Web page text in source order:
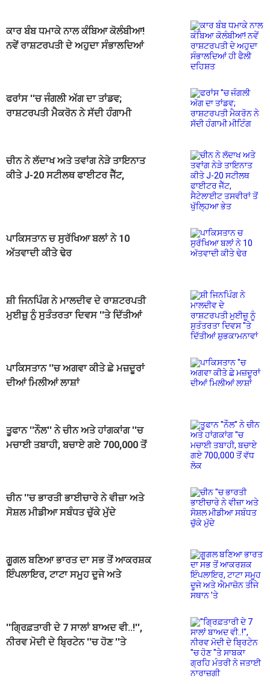
ਕਾਰ ਬੰਬ ਧਮਾਕੇ ਨਾਲ ਕੰਬਿਆ ਕੋਲੰਬੀਆ!
ਨਵੇਂ ਰਾਸ਼ਟਰਪਤੀ ਦੇ ਅਹੁਦਾ ਸੰਭਾਲਦਿਆਂ
ਫਰਾਂਸ ''ਚ ਜੰਗਲੀ ਅੱਗ ਦਾ ਤਾਂਡਵ;
ਰਾਸ਼ਟਰਪਤੀ ਮੈਕਰੋਨ ਨੇ ਸੱਦੀ ਹੰਗਾਮੀ
ਚੀਨ ਨੇ ਲੱਦਾਖ ਅਤੇ ਤਵਾਂਗ ਨੇੜੇ ਤਾਇਨਾਤ
ਕੀਤੇ J-20 ਸਟੀਲਥ ਫਾਈਟਰ ਜੈੱਟ,
ਪਾਕਿਸਤਾਨ ਚ ਸੁਰੱਖਿਆ ਬਲਾਂ ਨੇ 10
ਅੱਤਵਾਦੀ ਕੀਤੇ ਢੇਰ
ਸ਼ੀ ਜਿਨਪਿੰਗ ਨੇ ਮਾਲਦੀਵ ਦੇ ਰਾਸ਼ਟਰਪਤੀ
ਮੁਈਜ਼ੂ ਨੂੰ ਸੁਤੰਤਰਤਾ ਦਿਵਸ ''ਤੇ ਦਿੱਤੀਆਂ
ਪਾਕਿਸਤਾਨ ''ਚ ਅਗਵਾ ਕੀਤੇ ਛੇ ਮਜ਼ਦੂਰਾਂ
ਦੀਆਂ ਮਿਲੀਆਂ ਲਾਸ਼ਾਂ
ਤੂਫਾਨ ''ਨੌਲ'' ਨੇ ਚੀਨ ਅਤੇ ਹਾਂਗਕਾਂਗ ''ਚ
ਮਚਾਈ ਤਬਾਹੀ, ਬਚਾਏ ਗਏ 700,000 ਤੋਂ
ਚੀਨ ''ਚ ਭਾਰਤੀ ਭਾਈਚਾਰੇ ਨੇ ਵੀਜ਼ਾ ਅਤੇ
ਸੋਸ਼ਲ ਮੀਡੀਆ ਸਬੰਧਤ ਚੁੱਕੇ ਮੁੱਦੇ
ਗੂਗਲ ਬਣਿਆ ਭਾਰਤ ਦਾ ਸਭ ਤੋਂ ਆਕਰਸ਼ਕ
ਇੰਪਲਾਇਰ, ਟਾਟਾ ਸਮੂਹ ਦੂਜੇ ਅਤੇ
''ਗ੍ਰਿਫ਼ਤਾਰੀ ਦੇ 7 ਸਾਲਾਂ ਬਾਅਦ ਵੀ..!'',
ਨੀਰਵ ਮੋਦੀ ਦੇ ਬ੍ਰਿਟੇਨ ''ਚ ਹੋਣ ''ਤੇ